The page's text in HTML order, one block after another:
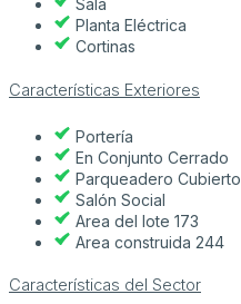
Sala
Planta Eléctrica
Cortinas
Características Exteriores
Portería
En Conjunto Cerrado
Parqueadero Cubierto
Salón Social
Area del lote 173
Area construida 244
Características del Sector